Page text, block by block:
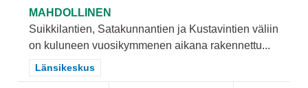
MAHDOLLINEN
Suikkilantien, Satakunnantien ja Kustavintien väliin
on kuluneen vuosikymmenen aikana rakennettu...
Rajaa tulokset teeman mukaan: Länsikeskus
Länsikeskus